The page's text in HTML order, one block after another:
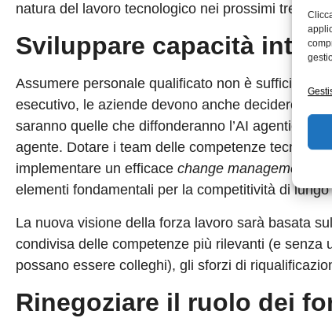
natura del lavoro tecnologico nei prossimi tre-
Sviluppare capacità
Assumere personale qualificato non è sufficiente:
esecutivo, le aziende devono anche decidere
saranno quelle che diffonderanno l’AI agentica in
agente. Dotare i team delle competenze
implementare un efficace change management
elementi fondamentali per la competitività di
La nuova visione della forza lavoro sarà basata
condivisa delle competenze più rilevanti (e senza
possano essere colleghi), gli sforzi di
Rinegoziare il ruolo dei